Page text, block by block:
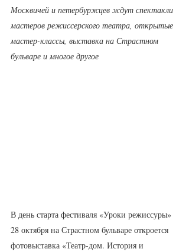
Москвичей и петербуржцев ждут спектакли
мастеров режиссерского театра, открытые
мастер-классы, выставка на Страстном
бульваре и многое другое
В день старта фестиваля «Уроки режиссуры»
28 октября на Страстном бульваре откроется
фотовыставка «Театр-дом. История и